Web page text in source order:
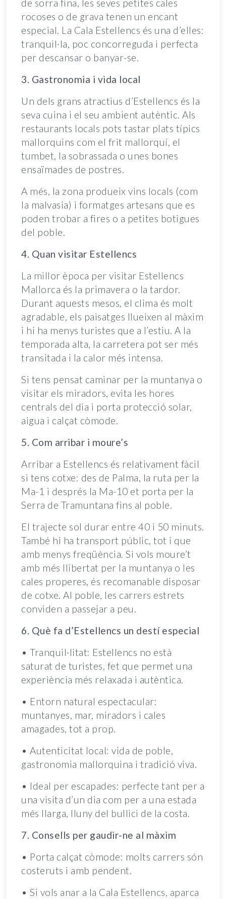
de sorra fina, les seves petites cales
rocoses o de grava tenen un encant
especial. La Cala Estellencs és una d’elles:
tranquil·la, poc concorreguda i perfecta
per descansar o banyar-se.
3. Gastronomia i vida local
Un dels grans atractius d’Estellencs és la
seva cuina i el seu ambient autèntic. Als
restaurants locals pots tastar plats típics
mallorquins com el frit mallorquí, el
tumbet, la sobrassada o unes bones
ensaïmades de postres.
A més, la zona produeix vins locals (com
la malvasia) i formatges artesans que es
poden trobar a fires o a petites botigues
del poble.
4. Quan visitar Estellencs
La millor època per visitar Estellencs
Mallorca és la primavera o la tardor.
Durant aquests mesos, el clima és molt
agradable, els paisatges llueixen al màxim
i hi ha menys turistes que a l’estiu. A la
temporada alta, la carretera pot ser més
transitada i la calor més intensa.
Si tens pensat caminar per la muntanya o
visitar els miradors, evita les hores
centrals del dia i porta protecció solar,
aigua i calçat còmode.
5. Com arribar i moure’s
Arribar a Estellencs és relativament fàcil
si tens cotxe: des de Palma, la ruta per la
Ma-1 i després la Ma-10 et porta per la
Serra de Tramuntana fins al poble.
El trajecte sol durar entre 40 i 50 minuts.
També hi ha transport públic, tot i que
amb menys freqüència. Si vols moure’t
amb més llibertat per la muntanya o les
cales properes, és recomanable disposar
de cotxe. Al poble, les carrers estrets
conviden a passejar a peu.
6. Què fa d’Estellencs un destí especial
• Tranquil·litat: Estellencs no està
saturat de turistes, fet que permet una
experiència més relaxada i autèntica.
• Entorn natural espectacular:
muntanyes, mar, miradors i cales
amagades, tot a prop.
• Autenticitat local: vida de poble,
gastronomia mallorquina i tradició viva.
• Ideal per escapades: perfecte tant per a
una visita d’un dia com per a una estada
més llarga, lluny del bullici de la costa.
7. Consells per gaudir-ne al màxim
• Porta calçat còmode: molts carrers són
costeruts i amb pendent.
• Si vols anar a la Cala Estellencs, aparca